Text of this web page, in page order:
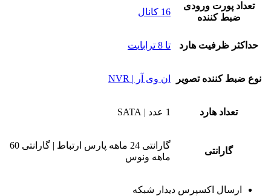
تعداد پورت ورودی
ضبط کننده
16 کانال
حداکثر ظرفیت هارد تا 8 ترابایت
نوع ضبط کننده تصویر ان وی آر | NVR
تعداد هارد 1 عدد | SATA
گارانتی
گارانتی 24 ماهه پارس ارتباط | گارانتی 60
ماهه ونوس
ارسال اکسپرس دیدار شبکه